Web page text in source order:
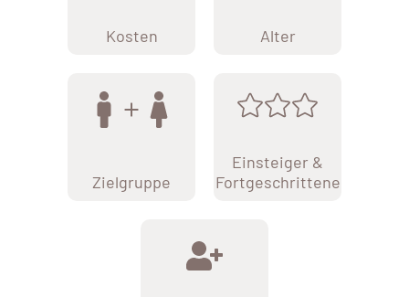
Kosten Alter
Zielgruppe
Einsteiger &
Fortgeschrittene